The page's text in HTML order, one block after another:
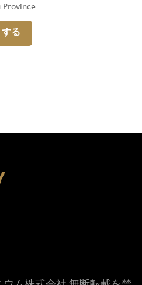
Province
る